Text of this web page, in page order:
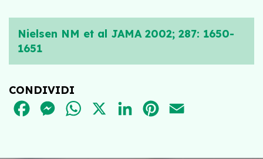
Nielsen NM et al JAMA 2002; 287: 1650-
1651
CONDIVIDI
FACEBOOKMESSENGER
WHATSAPPLINKEDINPINTEREST